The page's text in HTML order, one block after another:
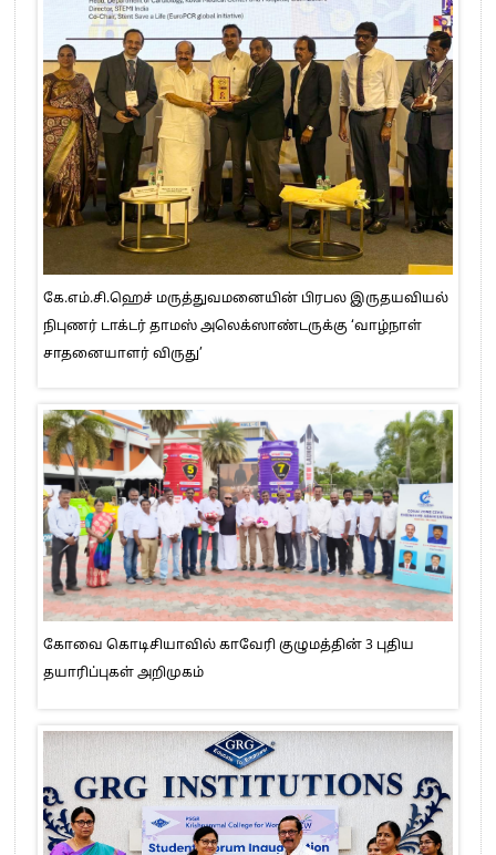
கே.எம்.சி.ஹெச் மருத்துவமனையின் பிரபல இருதயவியல்
நிபுணர் டாக்டர் தாமஸ் அலெக்ஸாண்டருக்கு ‘வாழ்நாள்
சாதனையாளர் விருது’
கோவை கொடிசியாவில் காவேரி குழுமத்தின் 3 புதிய
தயாரிப்புகள் அறிமுகம்